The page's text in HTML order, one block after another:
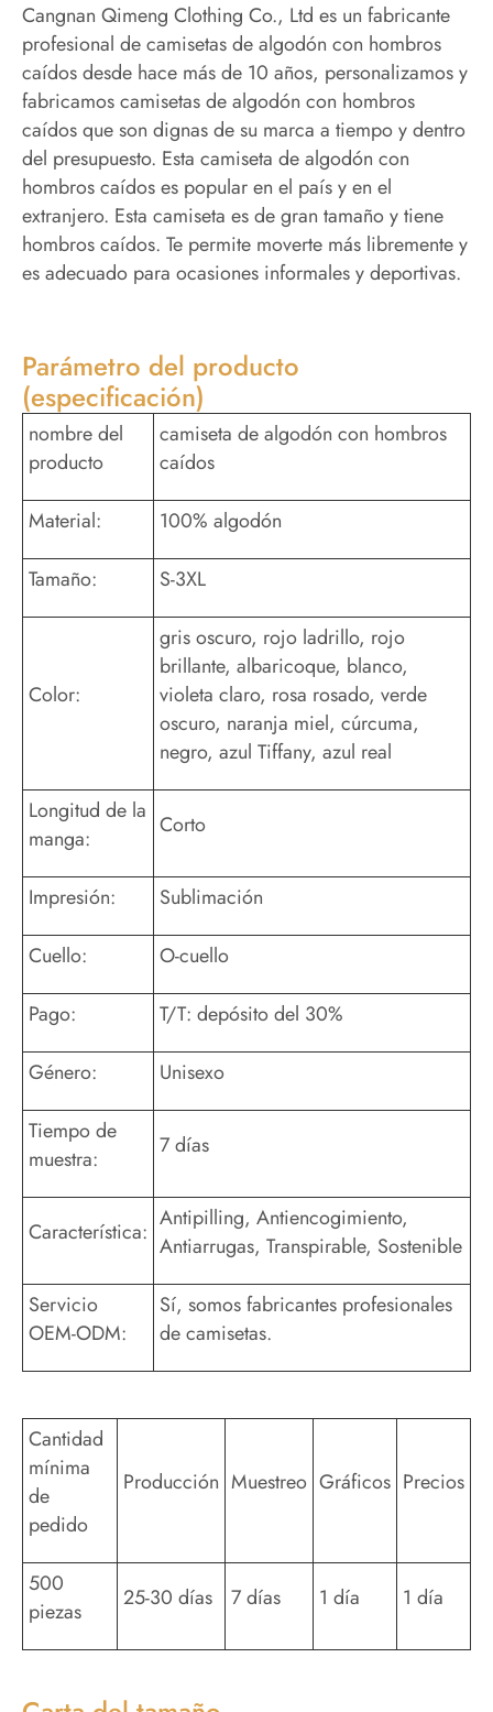
Cangnan Qimeng Clothing Co., Ltd es un fabricante
profesional de camisetas de algodón con hombros
caídos desde hace más de 10 años, personalizamos y
fabricamos camisetas de algodón con hombros
caídos que son dignas de su marca a tiempo y dentro
del presupuesto. Esta camiseta de algodón con
hombros caídos es popular en el país y en el
extranjero. Esta camiseta es de gran tamaño y tiene
hombros caídos. Te permite moverte más libremente y
es adecuado para ocasiones informales y deportivas.
Parámetro del producto
(especificación)
nombre del
producto
camiseta de algodón con hombros
caídos
Material: 100% algodón
Tamaño: S-3XL
Color:
gris oscuro, rojo ladrillo, rojo
brillante, albaricoque, blanco,
violeta claro, rosa rosado, verde
oscuro, naranja miel, cúrcuma,
negro, azul Tiffany, azul real
Longitud de la
manga:
Corto
Impresión: Sublimación
Cuello: O-cuello
Pago: T/T: depósito del 30%
Género: Unisexo
Tiempo de
muestra:
7 días
Característica: Antipilling, Antiencogimiento,
Antiarrugas, Transpirable, Sostenible
Servicio
OEM-ODM:
Sí, somos fabricantes profesionales
de camisetas.
Cantidad
mínima
de
pedido
Producción Muestreo Gráficos Precios
500
piezas
25-30 días 7 días 1 día 1 día